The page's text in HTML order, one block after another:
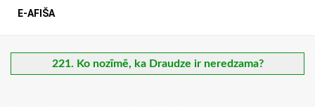
E-AFIŠA
221. Ko nozīmē, ka Draudze ir neredzama?